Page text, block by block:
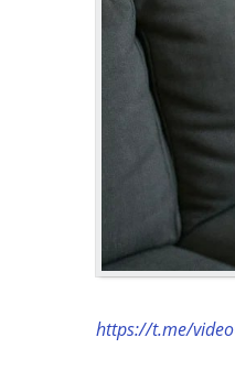
https://t.me/